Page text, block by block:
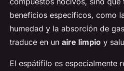
beneficios específicos, como
humedad y la absorción de
traduce en un aire limpio y
El espátifilo es especialmente